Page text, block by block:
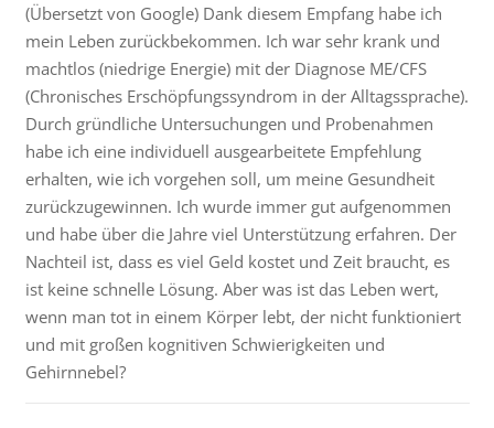
(Übersetzt von Google) Dank diesem Empfang habe ich
mein Leben zurückbekommen. Ich war sehr krank und
machtlos (niedrige Energie) mit der Diagnose ME/CFS
(Chronisches Erschöpfungssyndrom in der Alltagssprache).
Durch gründliche Untersuchungen und Probenahmen
habe ich eine individuell ausgearbeitete Empfehlung
erhalten, wie ich vorgehen soll, um meine Gesundheit
zurückzugewinnen. Ich wurde immer gut aufgenommen
und habe über die Jahre viel Unterstützung erfahren. Der
Nachteil ist, dass es viel Geld kostet und Zeit braucht, es
ist keine schnelle Lösung. Aber was ist das Leben wert,
wenn man tot in einem Körper lebt, der nicht funktioniert
und mit großen kognitiven Schwierigkeiten und
Gehirnnebel?